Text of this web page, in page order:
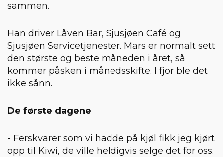
sammen.
Han driver Låven Bar, Sjusjøen Café og
Sjusjøen Servicetjenester. Mars er normalt sett
den største og beste måneden i året, så
kommer påsken i månedsskifte. I fjor ble det
ikke sånn.
De første dagene
- Ferskvarer som vi hadde på kjøl fikk jeg kjørt
opp til Kiwi, de ville heldigvis selge det for oss.